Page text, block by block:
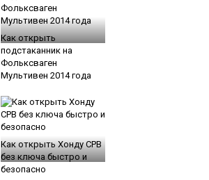
Как открыть
подстаканник на
Фольксваген
Мультивен 2014 года
Как открыть Хонду СРВ
без ключа быстро и
безопасно